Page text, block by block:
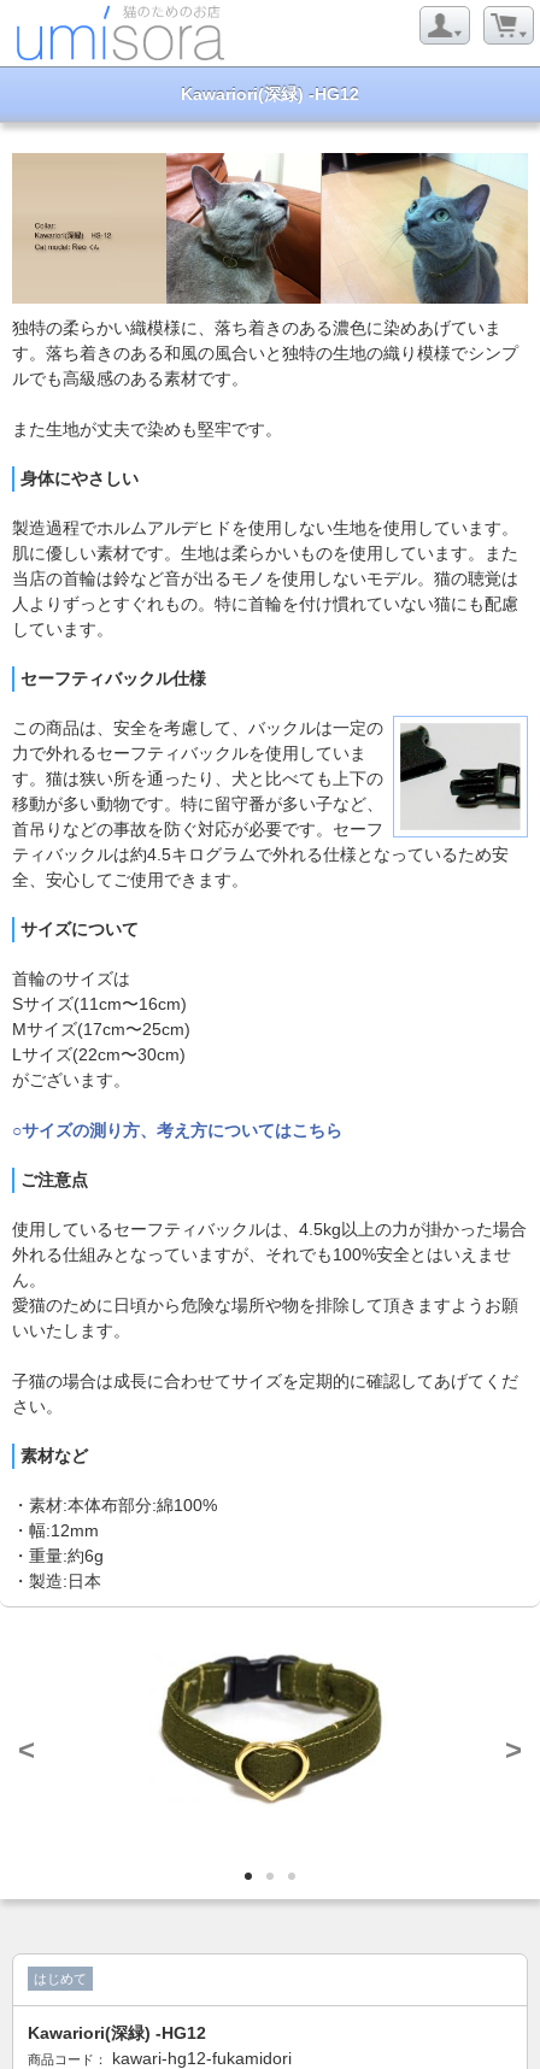
Kawariori(深緑) -HG12
独特の柔らかい織模様に、落ち着きのある濃色に染めあげていま
す。落ち着きのある和風の風合いと独特の生地の織り模様でシンプ
ルでも高級感のある素材です。
また生地が丈夫で染めも堅牢です。
身体にやさしい
製造過程でホルムアルデヒドを使用しない生地を使用しています。
肌に優しい素材です。生地は柔らかいものを使用しています。また
当店の首輪は鈴など音が出るモノを使用しないモデル。猫の聴覚は
人よりずっとすぐれもの。特に首輪を付け慣れていない猫にも配慮
しています。
セーフティバックル仕様
この商品は、安全を考慮して、バックルは一定の
力で外れるセーフティバックルを使用していま
す。猫は狭い所を通ったり、犬と比べても上下の
移動が多い動物です。特に留守番が多い子など、
首吊りなどの事故を防ぐ対応が必要です。セーフ
ティバックルは約4.5キログラムで外れる仕様となっているため安
全、安心してご使用できます。
サイズについて
首輪のサイズは
Sサイズ(11cm〜16cm)
Mサイズ(17cm〜25cm)
Lサイズ(22cm〜30cm)
がございます。
○サイズの測り方、考え方についてはこちら
ご注意点
使用しているセーフティバックルは、4.5kg以上の力が掛かった場合
外れる仕組みとなっていますが、それでも100%安全とはいえませ
ん。
愛猫のために日頃から危険な場所や物を排除して頂きますようお願
いいたします。
子猫の場合は成長に合わせてサイズを定期的に確認してあげてくだ
さい。
素材など
・素材:本体布部分:綿100%
・幅:12mm
・重量:約6g
・製造:日本
< >
はじめて
Kawariori(深緑) -HG12
商品コード： kawari-hg12-fukamidori